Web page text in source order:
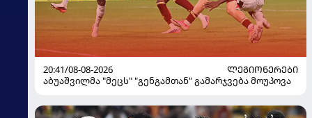
20:41/08-08-2026
ᲚᲔᲒᲘᲝᲜᲔᲠᲔᲑᲘ
აბუაშვილმა "მეცს" "გენგამთან" გამარჯვება მოუპოვა